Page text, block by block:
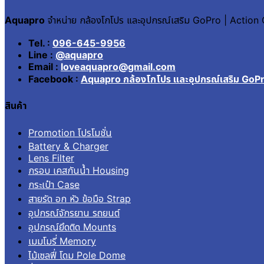
Aquapro จำหน่าย กล้องโกโปร และอุปกรณ์เสริม GoPro | Action
Tel. : 096-645-9956
Line : @aquapro
Email : loveaquapro@gmail.com
Facebook : Aquapro กล้องโกโปร และอุปกรณ์เสริม
สินค้า
Promotion โปรโมชั่น
Battery & Charger
Lens Filter
กรอบ เคสกันน้ำ Housing
กระเป๋า Case
สายรัด อก หัว ข้อมือ Strap
อุปกรณ์จักรยาน รถยนต์
อุปกรณ์ยึดติด Mounts
เมมโมรี่ Memory
ไม้เซลฟี่ โดม Pole Dome